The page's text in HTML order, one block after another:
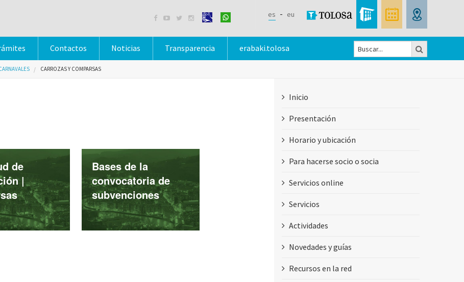
    es eu
Formulario
Contactos Noticias Transparencia erabaki.tolosa
CARROZAS Y COMPARSAS
de
|
Bases de la
convocatoria de
subvenciones
Inicio
Presentación
Horario y ubicación
Para hacerse socio o socia
Servicios online
Servicios
Actividades
Novedades y guías
Recursos en la red